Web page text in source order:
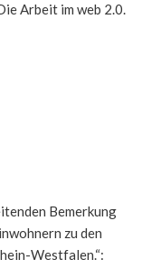
Arbeit im web 2.0.
Bemerkung
zu den
Westfalen.“: